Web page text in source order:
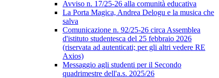
Avviso n. 17/25-26 alla comunità educativa
La Porta Magica, Andrea Delogu e la musica che
salva
Comunicazione n. 92/25-26 circa Assemblea
d'istituto studentesca del 25 febbraio 2026
(riservata ad autenticati; per gli altri vedere RE
Axios)
Messaggio agli studenti per il Secondo
quadrimestre dell'a.s. 2025/26